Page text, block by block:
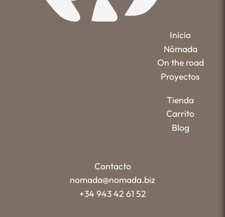
Inicio
Nómada
On the road
Proyectos
Tienda
Carrito
Blog
Contacto
nomada@nomada.biz
+34 943 42 61 52